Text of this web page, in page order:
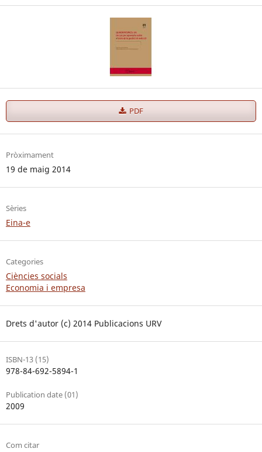
PDF
Pròximament
19 de maig 2014
Sèries
Eina-e
Categories
Ciències socials
Economia i empresa
Drets d'autor (c) 2014 Publicacions URV
ISBN-13 (15)
978-84-692-5894-1
Publication date (01)
2009
Com citar